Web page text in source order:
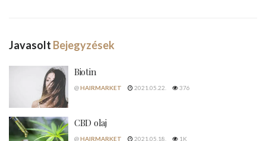
Javasolt Bejegyzések
Biotin
@HAIRMARKET 2021.05.22. 376
CBD olaj
@HAIRMARKET 2021.05.18. 1K